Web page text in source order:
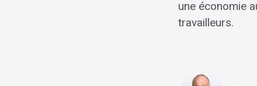
une économie
travailleurs.